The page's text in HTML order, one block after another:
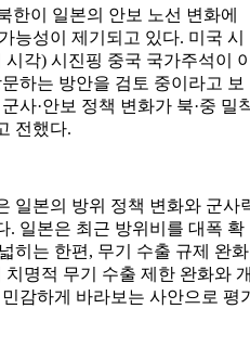
한이 일본의 안보 노선 변화에
능성이 제기되고 있다. 미국 시
각) 시진핑 중국 국가주석이
하는 방안을 검토 중이라고 보
사·안보 정책 변화가 북·중 밀
전했다.
일본의 방위 정책 변화와 군사
. 일본은 최근 방위비를 대폭 확
히는 한편, 무기 수출 규제 완화
명적 무기 수출 제한 완화와
감하게 바라보는 사안으로 평